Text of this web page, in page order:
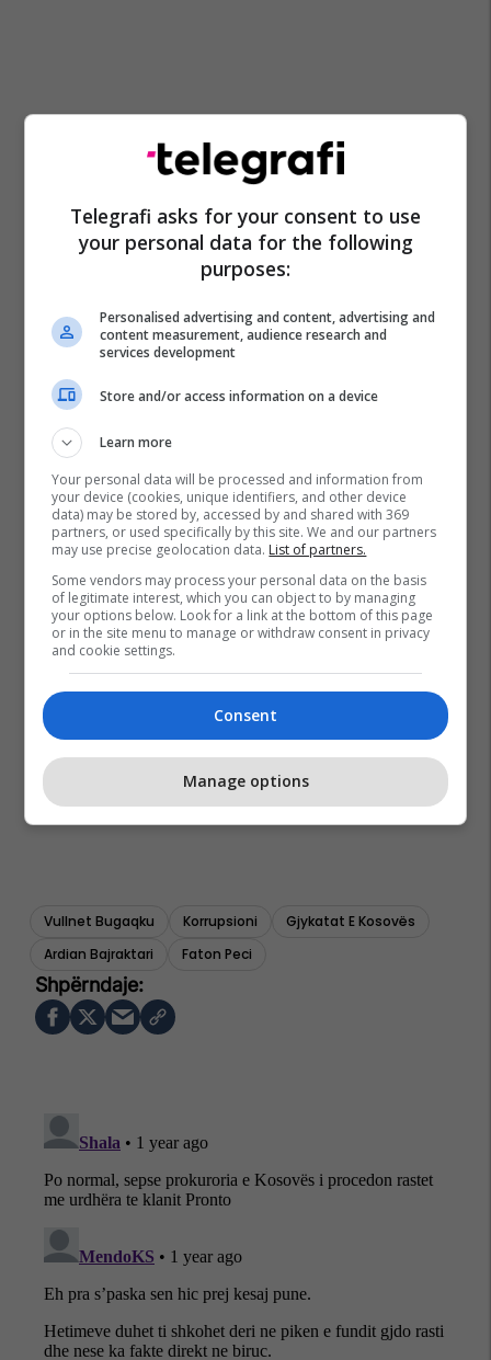
Vullnet Bugaqku Korrupsioni
Gjykatat E Kosovës
Ardian Bajraktari
Faton Peci
Telegrafi asks for your consent to use
your personal data for the following
purposes:
Personalised advertising and content, advertising and
content measurement, audience research and
services development
Store and/or access information on a device
Learn more
Your personal data will be processed and information from
your device (cookies, unique identifiers, and other device
data) may be stored by, accessed by and shared with 369
partners, or used specifically by this site. We and our partners
may use precise geolocation data. List of partners.
Some vendors may process your personal data on the basis
of legitimate interest, which you can object to by managing
your options below. Look for a link at the bottom of this page
or in the site menu to manage or withdraw consent in privacy
and cookie settings.
Consent
Manage options